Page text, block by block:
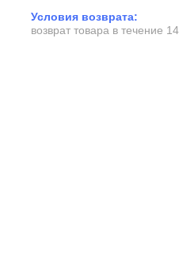
возврат товара в течение